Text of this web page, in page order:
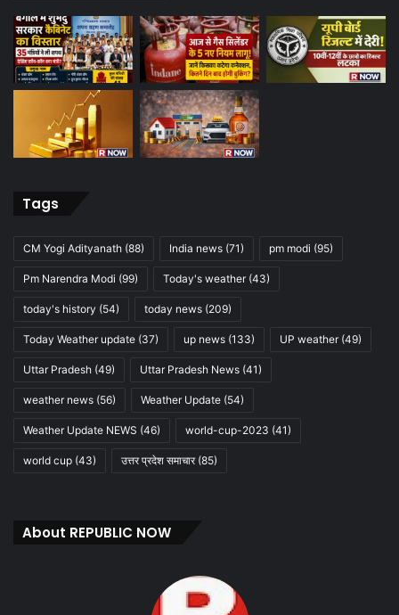
Tags
CM Yogi Adityanath (88) India news (71) pm modi (95)
Pm Narendra Modi (99) Today's weather(43)
today's history (54) today news (209)
Today Weather update (37) up news (133) UP weather(49)
Uttar Pradesh (49) Uttar Pradesh News (41)
weather news (56) Weather Update (54)
Weather Update NEWS (46) world-cup-2023 (41)
world cup (43) उत्तर प्रदेश समाचार(85)
About REPUBLIC NOW